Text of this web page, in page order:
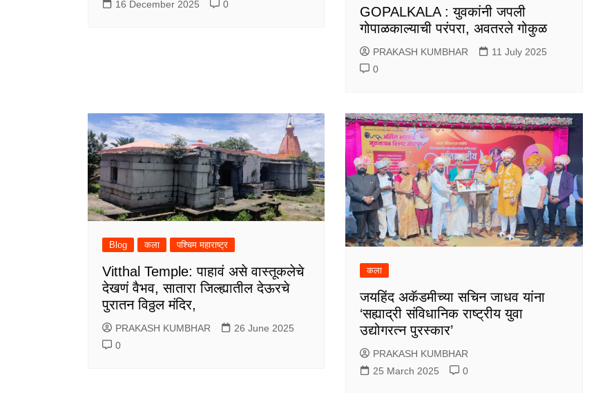
16 December 2025
0
GOPALKALA : युवकांनी जपली
गोपाळकाल्याची परंपरा, अवतरले गोकुळ
PRAKASH KUMBHAR
11 July 2025
0
Blog कला पश्चिम महाराष्ट्र
Vitthal Temple: पाहावं असे वास्तूकलेचे
देखणं वैभव, सातारा जिल्ह्यातील देऊरचे
पुरातन विठ्ठल मंदिर,
PRAKASH KUMBHAR
26 June 2025
0
कला
जयहिंद अकॅडमीच्या सचिन जाधव यांना
‘सह्याद्री संविधानिक राष्ट्रीय युवा
उद्योगरत्न पुरस्कार’
PRAKASH KUMBHAR
25 March 2025
0